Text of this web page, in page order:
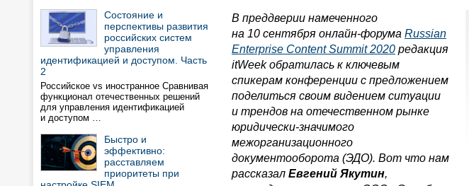
Состояние и
перспективы развития
российских систем
управления
идентификацией и доступом. Часть
2
Российское vs иностранное Сравнивая
функционал отечественных решений
для управления идентификацией
и доступом …
Быстро и
эффективно:
расставляем
приоритеты при
В преддверии намеченного
на 10 сентября онлайн-форума Russian
Enterprise Content Summit 2020 редакция
itWeek обратилась к ключевым
спикерам конференции с предложением
поделиться своим видением ситуации
и трендов на отечественном рынке
юридически-значимого
межорганизационного
документооборота (ЭДО). Вот что нам
рассказал Евгений Якутин,